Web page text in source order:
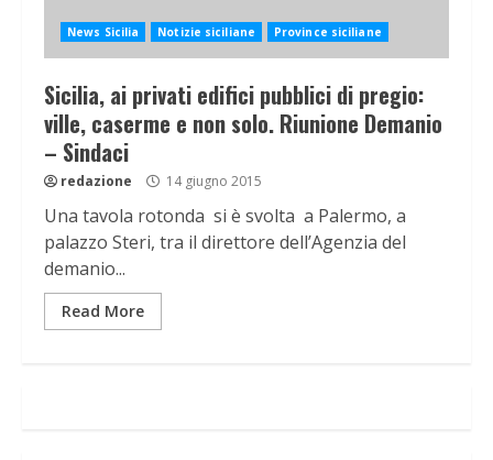
News Sicilia Notizie siciliane Province siciliane
Sicilia, ai privati edifici pubblici di pregio:
ville, caserme e non solo. Riunione Demanio
– Sindaci
redazione 14 giugno 2015
Una tavola rotonda si è svolta a Palermo, a
palazzo Steri, tra il direttore dell’Agenzia del
demanio...
Read More